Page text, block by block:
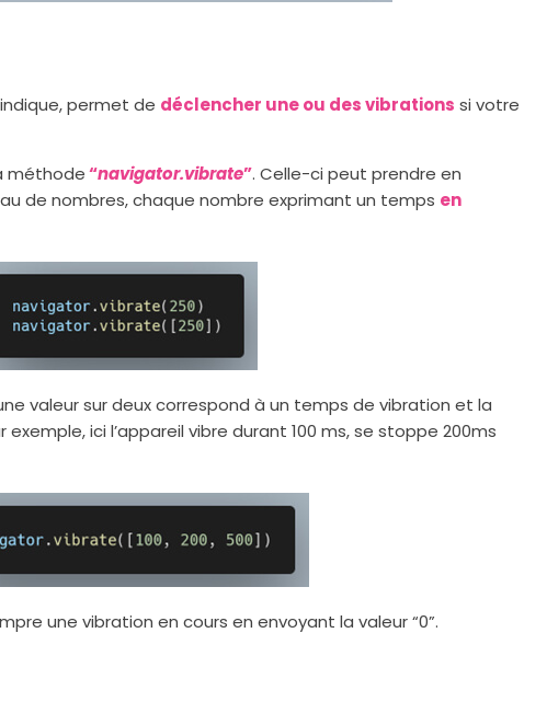
permet de déclencher une ou des vibrations si votre
méthode“navigator.vibrate”. Celle-ci peut prendre en
de nombres, chaque nombre exprimant un temps en
valeur sur deux correspond à un temps de vibration et la
ici l’appareil vibre durant 100 ms, se stoppe 200ms
une vibration en cours en envoyant la valeur “0”.